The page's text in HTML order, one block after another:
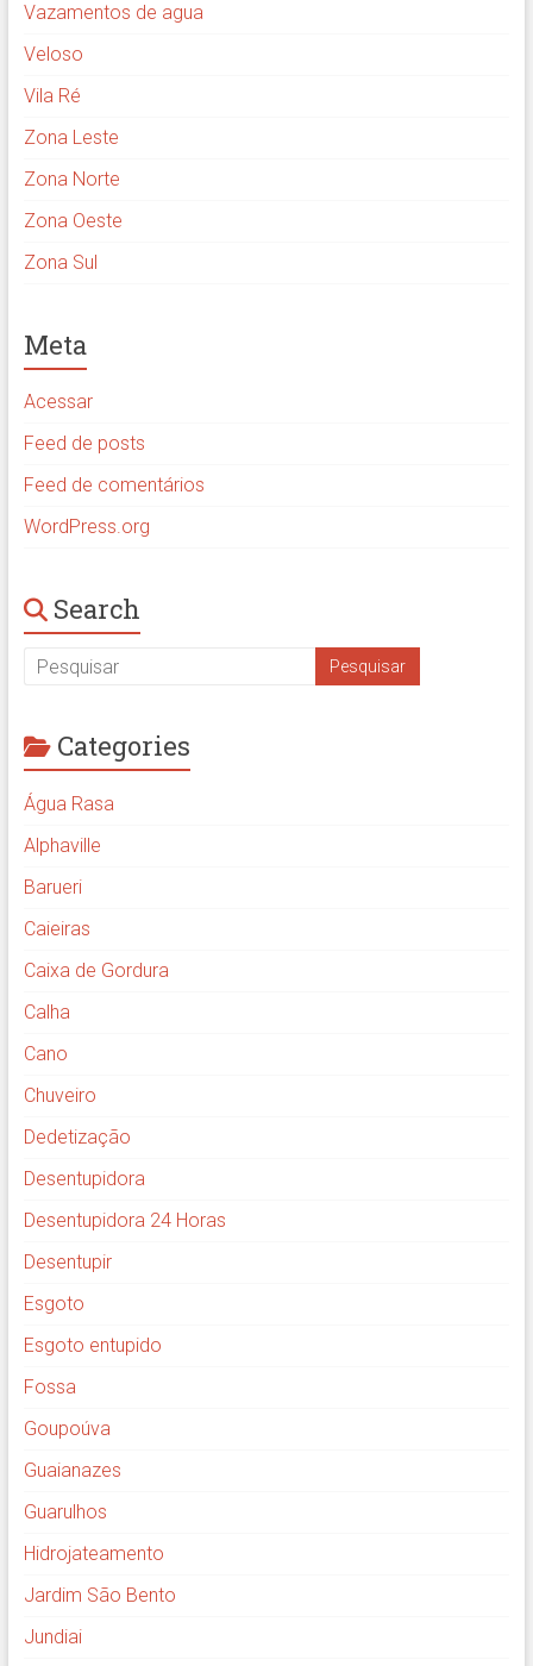
Vazamentos de agua
Veloso
Vila Ré
Zona Leste
Zona Norte
Zona Oeste
Zona Sul
Meta
Acessar
Feed de posts
Feed de comentários
WordPress.org
Search
Categories
Água Rasa
Alphaville
Barueri
Caieiras
Caixa de Gordura
Calha
Cano
Chuveiro
Dedetização
Desentupidora
Desentupidora 24 Horas
Desentupir
Esgoto
Esgoto entupido
Fossa
Goupoúva
Guaianazes
Guarulhos
Hidrojateamento
Jardim São Bento
Jundiai